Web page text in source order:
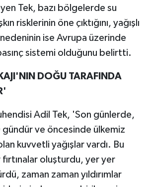
Tek, bazı bölgelerde su
risklerinin öne çıktığını, yağışlı
ise Avrupa üzerinde
sistemi olduğunu belirtti.
DOĞU TARAFINDA
Adil Tek, 'Son günlerde,
gündür ve öncesinde ülkemiz
kuvvetli yağışlar vardı. Bu
fırtınalar oluşturdu, yer yer
zaman zaman yıldırımlar